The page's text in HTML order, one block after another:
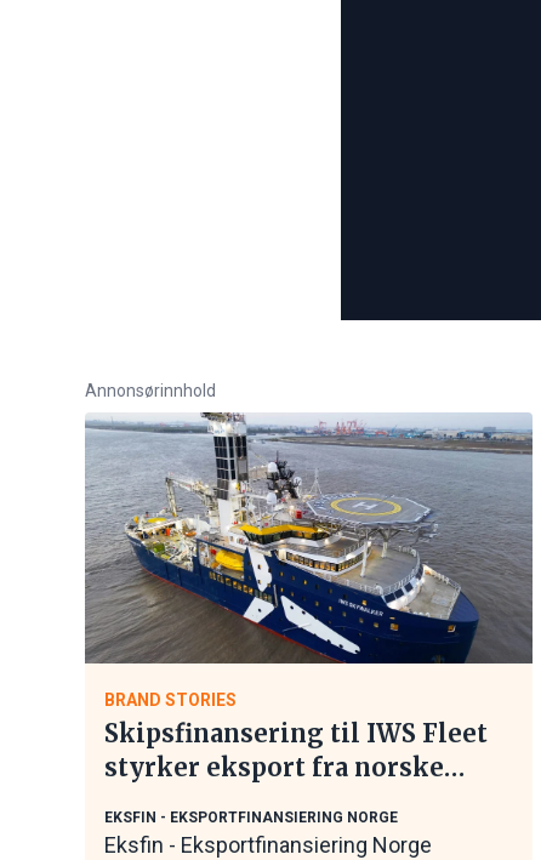
Annonsørinnhold
BRAND STORIES
Skipsfinansering til IWS Fleet
styrker eksport fra norske
EKSFIN - EKSPORTFINANSIERING NORGE
Eksfin - Eksportfinansiering Norge